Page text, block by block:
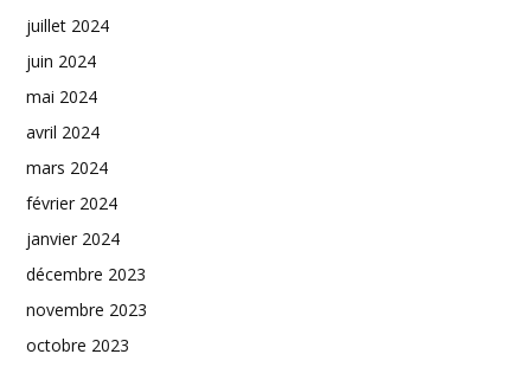
juillet 2024
juin 2024
mai 2024
avril 2024
mars 2024
février 2024
janvier 2024
décembre 2023
novembre 2023
octobre 2023